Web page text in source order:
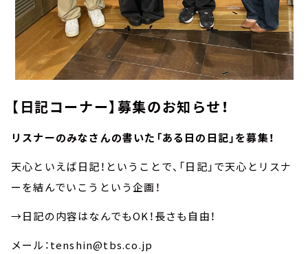
【日記コーナー】募集のお知らせ！
リスナーのみなさんの書いた「ある日の日記」を募集！
天心といえば日記！ということで、「日記」で天心とリスナ
ーを結んでいこうという企画！
→日記の内容はなんでもOK！長さも自由！
メール：tenshin@tbs.co.jp